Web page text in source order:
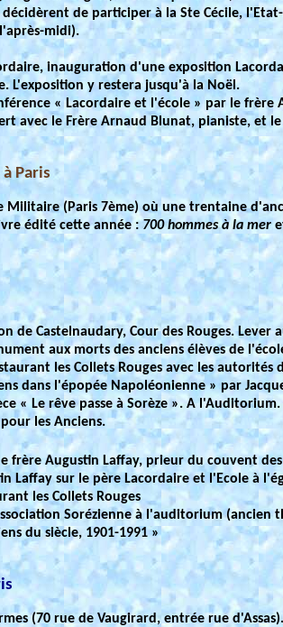
de participer à la Ste Cécile,
midi).
inauguration d'une exposition
L'exposition y restera jusqu'à la Noël.
« Lacordaire et l'école » par le frère
avec le Frère Arnaud Blunat, pianiste, et
Paris
Militaire (Paris 7ème) où une trentaine
édité cette année : 700 hommes à la mer
de Castelnaudary, Cour des Rouges. Lever
aux morts des anciens élèves de
les Collets Rouges avec les autorités
dans l'épopée Napoléonienne » par
« Le rêve passe à Sorèze ». A l'Auditorium.
les Anciens.
frère Augustin Laffay, prieur du couvent
Laffay sur le père Lacordaire et l'Ecole à
les Collets Rouges
Sorézienne à l'auditorium (ancien
du siècle, 1901-1991 »
(70 rue de Vaugirard, entrée rue